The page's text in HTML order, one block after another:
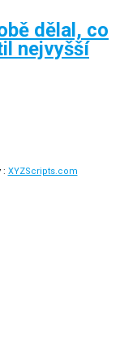
dělal, co
nejvyšší
: XYZScripts.com